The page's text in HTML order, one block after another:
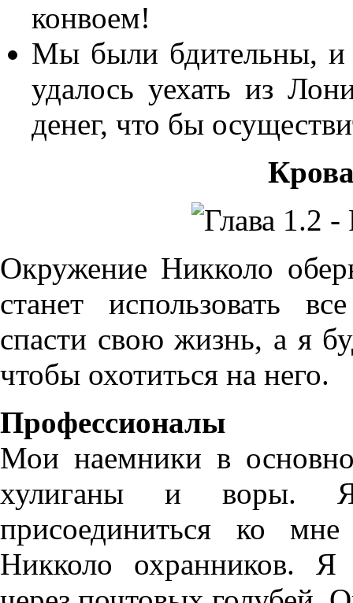
конвоем!
Мы были бдительны, и
удалось уехать из
денег, что бы
Окружение Никколо
станет использовать
спасти свою жизнь, а я
чтобы охотиться на него.
Профессионалы
Мои наемники в
хулиганы и воры.
присоединиться ко
Никколо охранников.